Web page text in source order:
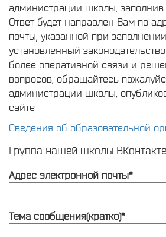
администрации школы,
Ответ будет направлен Вам по
почты, указанной при
установленный
более оперативной связи и
вопросов, обращайтесь
администрации школы,
сайте
Сведения об образовательной
Группа нашей школы ВКонтакте
Адрес электронной почты*
Тема сообщения(кратко)*